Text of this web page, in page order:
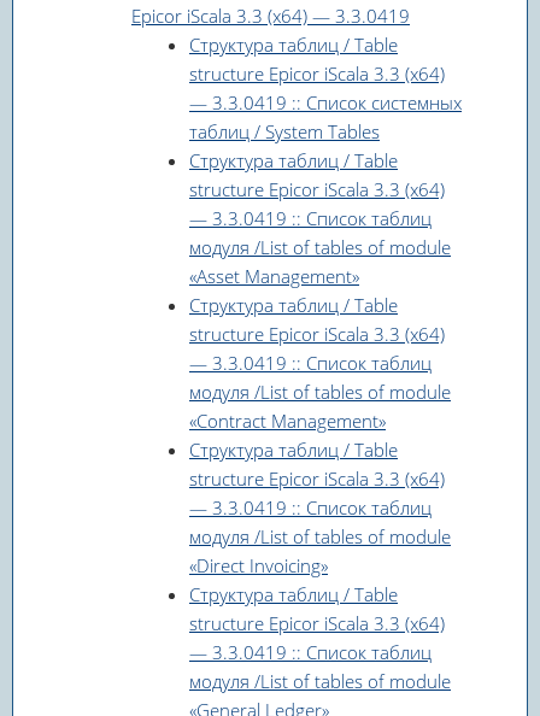
Epicor iScala 3.3 (x64) — 3.3.0419
Структура таблиц / Table
structure Epicor iScala 3.3 (x64)
— 3.3.0419 :: Список системных
таблиц / System Tables
Структура таблиц / Table
structure Epicor iScala 3.3 (x64)
— 3.3.0419 :: Список таблиц
модуля /List of tables of module
«Asset Management»
Структура таблиц / Table
structure Epicor iScala 3.3 (x64)
— 3.3.0419 :: Список таблиц
модуля /List of tables of module
«Contract Management»
Структура таблиц / Table
structure Epicor iScala 3.3 (x64)
— 3.3.0419 :: Список таблиц
модуля /List of tables of module
«Direct Invoicing»
Структура таблиц / Table
structure Epicor iScala 3.3 (x64)
— 3.3.0419 :: Список таблиц
модуля /List of tables of module
«General Ledger»